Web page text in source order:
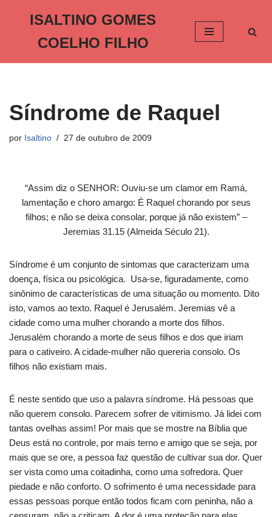
o
ISALTINO GOMES
COELHO FILHO
Síndrome de Raquel
por Isaltino 27 de outubro de 2009
“Assim diz o SENHOR: Ouviu-se um clamor em Ramá,
lamentação e choro amargo: É Raquel chorando por seus
filhos; e não se deixa consolar, porque já não existem” –
Jeremias 31.15 (Almeida Século 21).
Síndrome é um conjunto de sintomas que caracterizam uma
doença, física ou psicológica. Usa-se, figuradamente, como
sinônimo de características de uma situação ou momento. Dito
isto, vamos ao texto. Raquel é Jerusalém. Jeremias vê a
cidade como uma mulher chorando a morte dos filhos.
Jerusalém chorando a morte de seus filhos e dos que iriam
para o cativeiro. A cidade-mulher não quereria consolo. Os
filhos não existiam mais.
É neste sentido que uso a palavra síndrome. Há pessoas que
não querem consolo. Parecem sofrer de vitimismo. Já lidei com
tantas ovelhas assim! Por mais que se mostre na Bíblia que
Deus está no controle, por mais terno e amigo que se seja, por
mais que se ore, a pessoa faz questão de cultivar sua dor. Quer
ser vista como uma coitadinha, como uma sofredora. Quer
piedade e não conforto. O sofrimento é uma necessidade para
essas pessoas porque então todos ficam com peninha, não a